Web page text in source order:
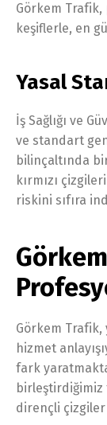
Görkem Trafik,
keşiflerle, en
Yasal
İş Sağlığı ve
ve standart
bilinçaltında
kırmızı
riskini sıfıra
Görkem Trafik,
hizmet
fark
birleştirdiğimiz
dirençli çizgiler